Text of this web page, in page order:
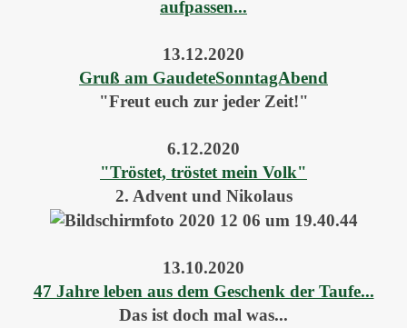
aufpassen...
13.12.2020
Gruß am GaudeteSonntagAbend
"Freut euch zur jeder Zeit!"
6.12.2020
"Tröstet, tröstet mein Volk"
2. Advent und Nikolaus
13.10.2020
47 Jahre leben aus dem Geschenk der Taufe...
Das ist doch mal was...